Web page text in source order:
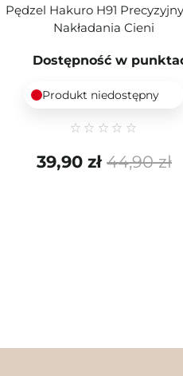
Pędzel Hakuro H91
Nakładania Cieni
Dostępność w
Produkt niedostępny
44,90 zł
39,90 zł